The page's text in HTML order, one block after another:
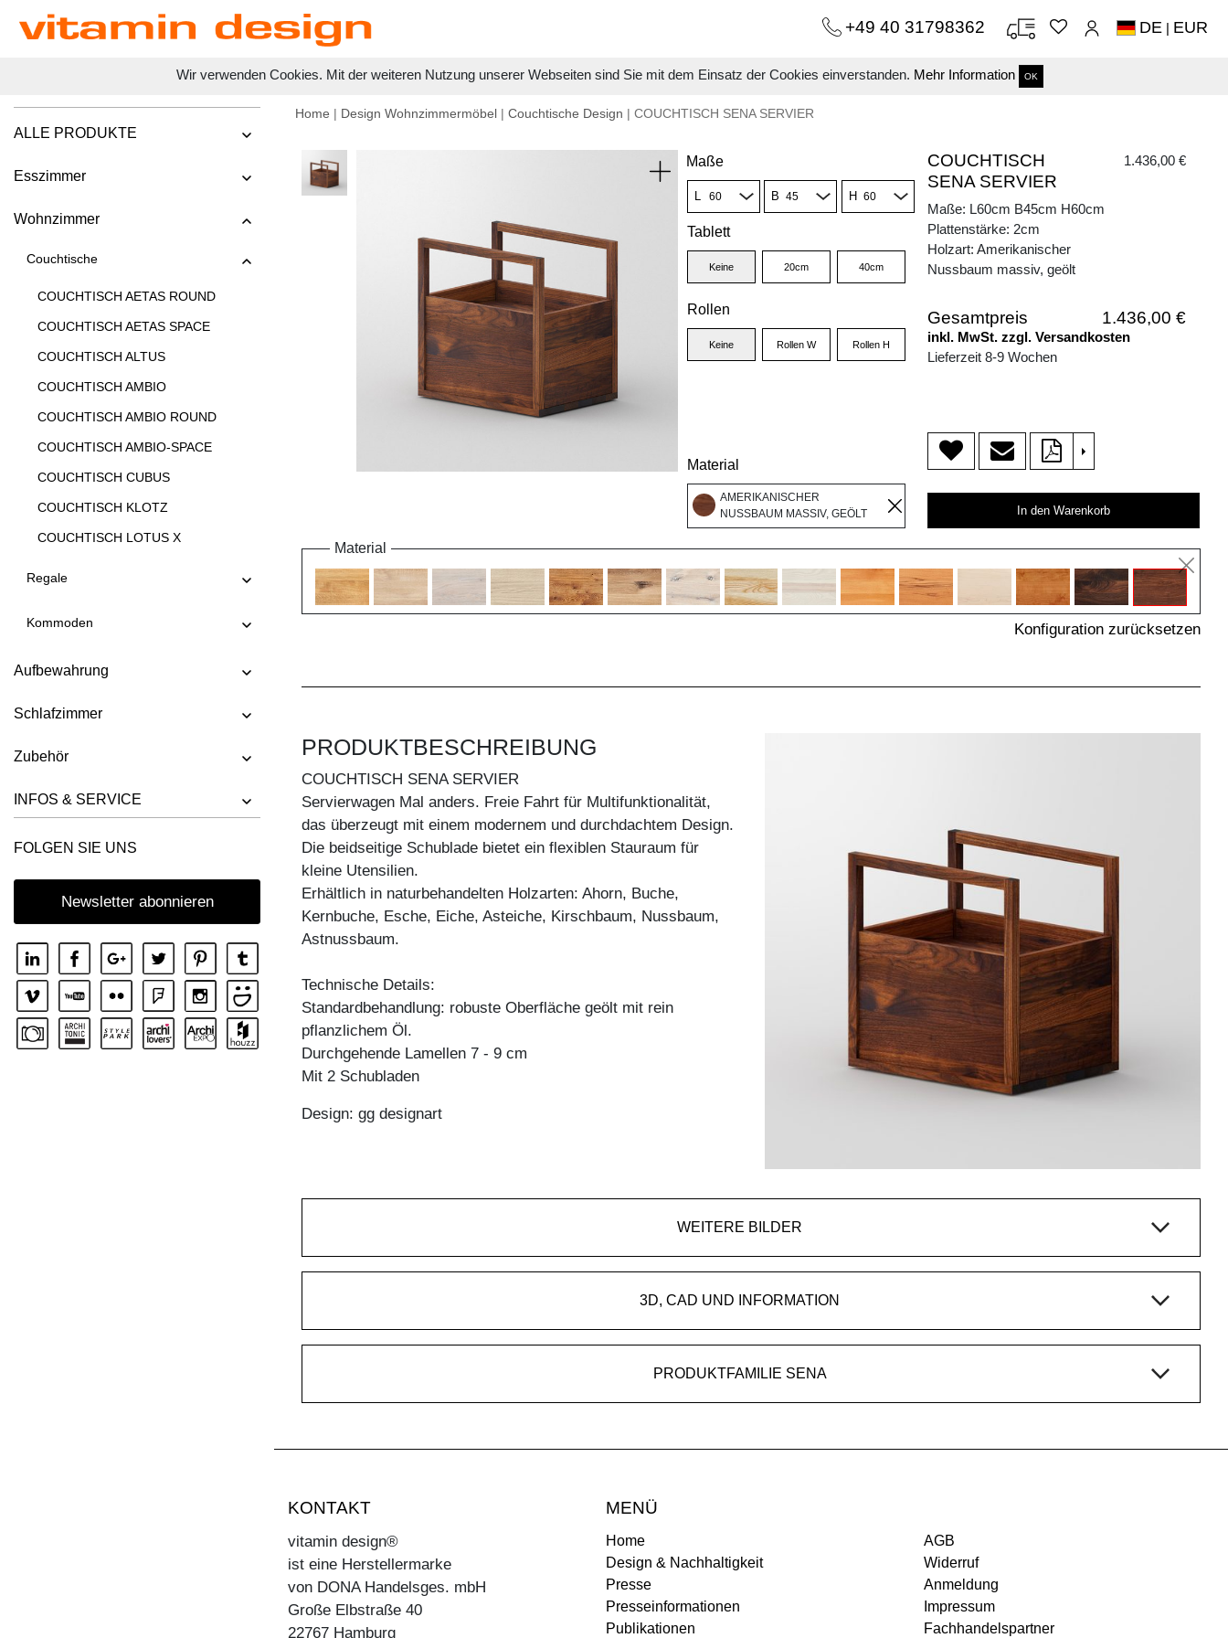
Wir verwenden Cookies. Mit der weiteren Nutzung unserer Webseiten sind Sie mit dem Einsatz der Cookies einverstanden. Mehr Information OK
+49 40 31798362 DE | EUR
ALLE PRODUKTE
Esszimmer
Wohnzimmer
Couchtische
COUCHTISCH AETAS ROUND
COUCHTISCH AETAS SPACE
COUCHTISCH ALTUS
COUCHTISCH AMBIO
COUCHTISCH AMBIO ROUND
COUCHTISCH AMBIO-SPACE
COUCHTISCH CUBUS
COUCHTISCH KLOTZ
COUCHTISCH LOTUS X
COUCHTISCH MENA A
COUCHTISCH MENA G 3
COUCHTISCH MENA G 4
COUCHTISCH MENA M
COUCHTISCH MENA T
COUCHTISCH RHOMBI ROUND
COUCHTISCH SENA SERVIER
COUCHTISCH TAURUS 3
COUCHTISCH ZIRKEL A
COUCHTISCH ZIRKEL QG
Regale
Kommoden
Aufbewahrung
Schlafzimmer
Zubehör
INFOS & SERVICE
FOLGEN SIE UNS
Newsletter abonnieren
Home | Design Wohnzimmermöbel | Couchtische Design | COUCHTISCH SENA SERVIER
Maße
L B H
Tablett
Keine 20cm 40cm
Rollen
Keine Rollen W Rollen H
Material
AMERIKANISCHER
NUSSBAUM MASSIV, GEÖLT
COUCHTISCH
SENA SERVIER
1.436,00 €
Maße: L60cm B45cm H60cm
Plattenstärke: 2cm
Holzart: Amerikanischer
Nussbaum massiv, geölt
Gesamtpreis 1.436,00 €
inkl. MwSt. zzgl. Versandkosten
Lieferzeit 8-9 Wochen
>
In den Warenkorb
Material
Konfiguration zurücksetzen
PRODUKTBESCHREIBUNG
COUCHTISCH SENA SERVIER
Servierwagen Mal anders. Freie Fahrt für Multifunktionalität,
das überzeugt mit einem modernem und durchdachtem Design.
Die beidseitige Schublade bietet ein flexiblen Stauraum für
kleine Utensilien.
Erhältlich in naturbehandelten Holzarten: Ahorn, Buche,
Kernbuche, Esche, Eiche, Asteiche, Kirschbaum, Nussbaum,
Astnussbaum.
Technische Details:
Standardbehandlung: robuste Oberfläche geölt mit rein
pflanzlichem Öl.
Durchgehende Lamellen 7 - 9 cm
Mit 2 Schubladen
Design: gg designart
WEITERE BILDER
3D, CAD UND INFORMATION
PRODUKTFAMILIE SENA
KONTAKT
vitamin design®
ist eine Herstellermarke
von DONA Handelsges. mbH
Große Elbstraße 40
22767 Hamburg
MENÜ
Home
Design & Nachhaltigkeit
Presse
Presseinformationen
Publikationen
AGB
Widerruf
Anmeldung
Impressum
Fachhandelspartner